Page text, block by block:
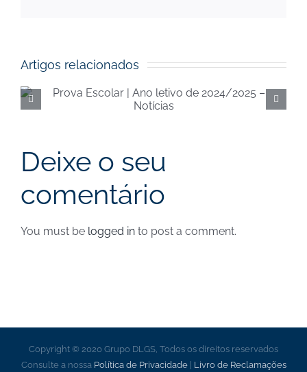
Artigos relacionados
Execução orçamental da
Segurança Social de
Deixe o seu
comentário
You must be logged in to post a comment.
Copyright © 2020 Grupo DLGS, Todos os direitos reservados
Consulte a nossa Política de Privacidade| Livro de Reclamações